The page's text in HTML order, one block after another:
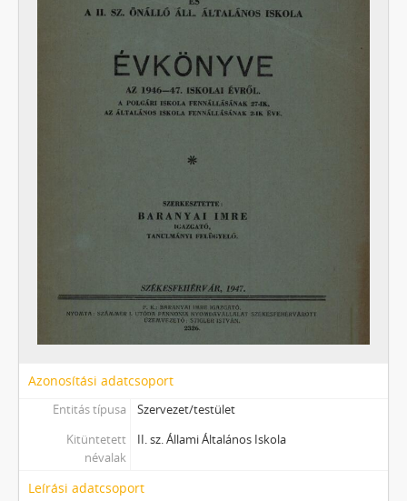
Azonosítási adatcsoport
Entitás típusa
Szervezet/testület
Kitüntetett
névalak
II. sz. Állami Általános Iskola
Leírási adatcsoport